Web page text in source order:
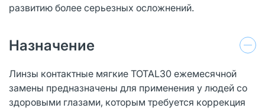
развитию более серьезных осложнений.
Назначение
Линзы контактные мягкие TOTAL30 ежемесячной
замены предназначены для применения у людей со
здоровыми глазами, которым требуется коррекция